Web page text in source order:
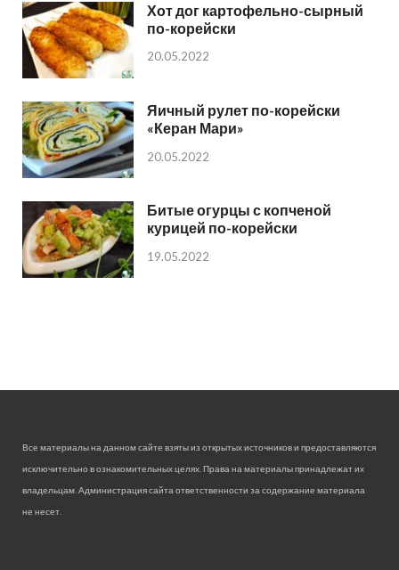
Хот дог картофельно-сырный
по-корейски
20.05.2022
Яичный рулет по-корейски
«Керан Мари»
20.05.2022
Битые огурцы с копченой
курицей по-корейски
19.05.2022
Все материалы на данном сайте взяты из открытых источников и предоставляются
исключительно в ознакомительных целях. Права на материалы принадлежат их
владельцам. Администрация сайта ответственности за содержание материала
не несет.